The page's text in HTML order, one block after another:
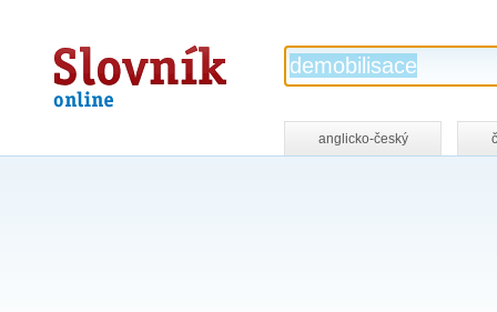
Slovník
online
anglicko-český